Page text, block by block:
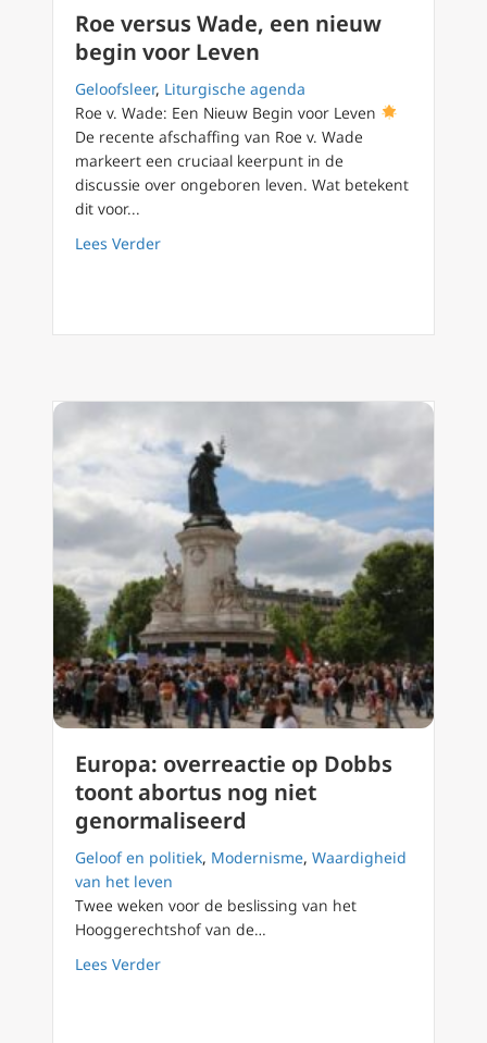
Roe versus Wade, een nieuw
begin voor Leven
Geloofsleer, Liturgische agenda
Roe v. Wade: Een Nieuw Begin voor Leven
De recente afschaffing van Roe v. Wade
markeert een cruciaal keerpunt in de
discussie over ongeboren leven. Wat betekent
dit voor...
Lees Verderabout Roe versus Wade, een nieuw begin
Europa: overreactie op Dobbs
toont abortus nog niet
genormaliseerd
Geloof en politiek, Modernisme, Waardigheid
van het leven
Twee weken voor de beslissing van het
Hooggerechtshof van de…
Lees Verderabout Europa: overreactie op Dobbs toont